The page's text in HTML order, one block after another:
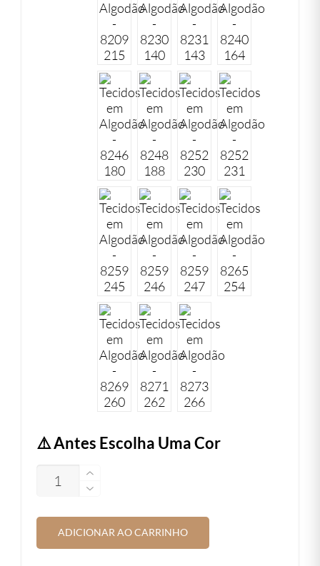
⚠️ Antes Escolha Uma Cor
QUANTIDADE
ADICIONAR AO CARRINHO